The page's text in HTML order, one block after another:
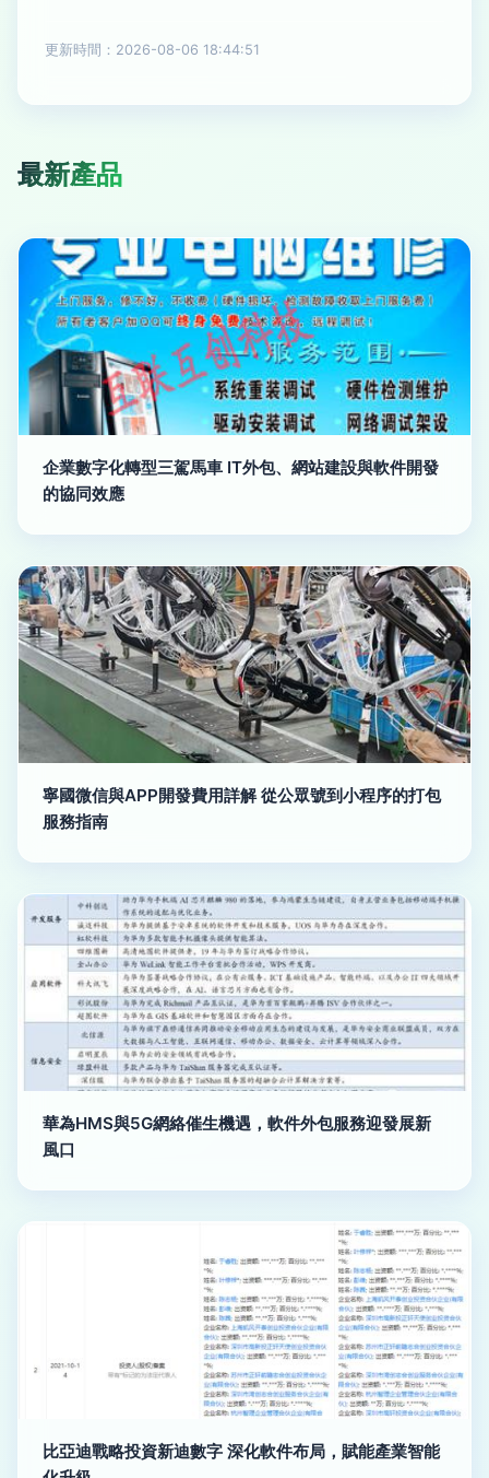
更新時間：2026-08-06 18:44:51
最新產品
企業數字化轉型三駕馬車 IT外包、網站建設與軟件開發
的協同效應
寧國微信與APP開發費用詳解 從公眾號到小程序的打包
服務指南
華為HMS與5G網絡催生機遇，軟件外包服務迎發展新
風口
比亞迪戰略投資新迪數字 深化軟件布局，賦能產業智能